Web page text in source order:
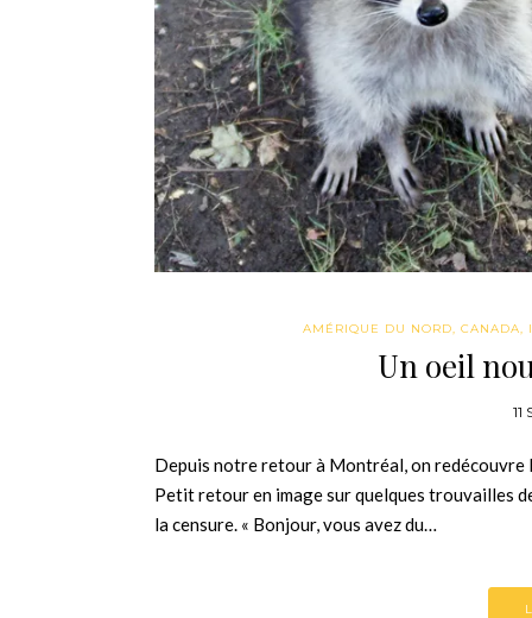
AMÉRIQUE DU NORD, CANADA,
Un oeil
11
Depuis notre retour à Montréal, on redécouvre
Petit retour en image sur quelques trouvailles
la censure. « Bonjour, vous avez du…